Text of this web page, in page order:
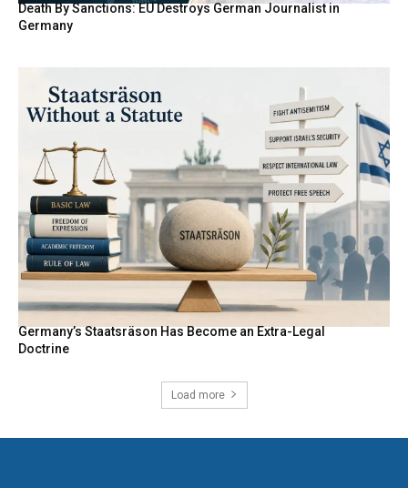
Death By Sanctions: EU Destroys German Journalist in
Germany
Germany’s Staatsräson Has Become an Extra-Legal
Doctrine
Load more